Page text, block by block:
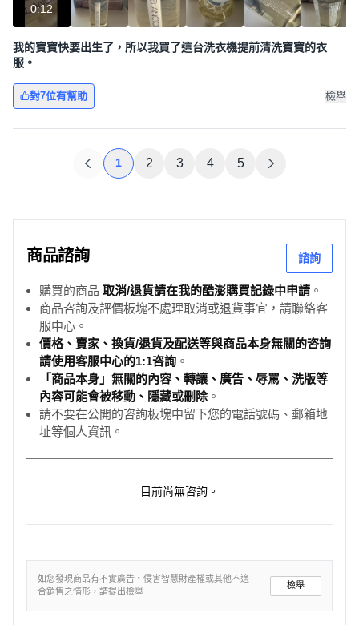
0:12
我的寶寶快要出生了，所以我買了這台洗衣機提前清洗寶寶的衣
服。
對7位有幫助 檢舉
1 2 3 4 5
商品諮詢 諮詢
購買的商品 取消/退貨請在我的酷澎購買記錄中申請 。
商品咨詢及評價板塊不處理取消或退貨事宜，請聯絡客
服中心。
價格、賣家、換貨/退貨及配送等與商品本身無關的咨詢
請使用客服中心的1:1咨詢 。
「商品本身」無關的內容、轉讓、廣告、辱罵、洗版等
內容可能會被移動、隱藏或刪除。
請不要在公開的咨詢板塊中留下您的電話號碼、郵箱地
址等個人資訊。
目前尚無咨詢。
如您發現商品有不實廣告、侵害智慧財產權或其他不適
合銷售之情形，請提出檢舉
檢舉